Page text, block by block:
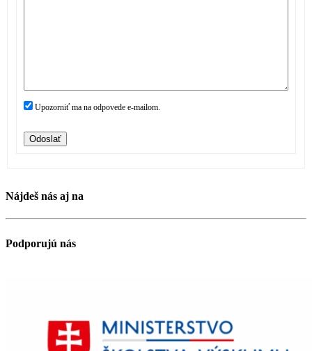
Upozorniť ma na odpovede e-mailom.
Odoslať
Nájdeš nás aj na
Podporujú nás